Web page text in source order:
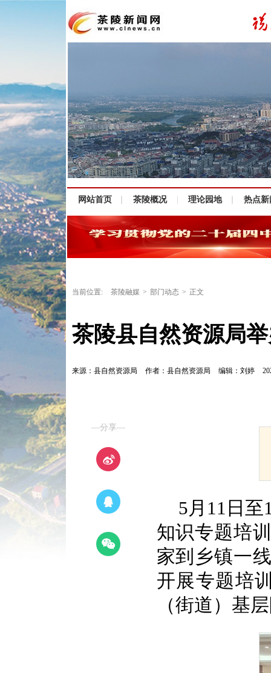
网站首页 茶陵概况 理论园地 热点新
当前位置: 茶陵融媒 > 部门动态 > 正文
茶陵县自然资源局
来源：县自然资源局 作者：县自然资源局 编辑：刘婷
—分享—
5月11日
知识专题培
家到乡镇一
开展专题培
（街道）基